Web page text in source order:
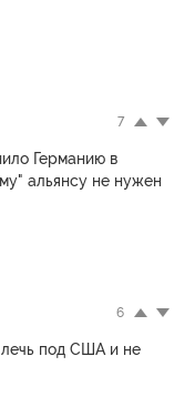
7
Германию в
альянсу не нужен
6
лечь под США и не